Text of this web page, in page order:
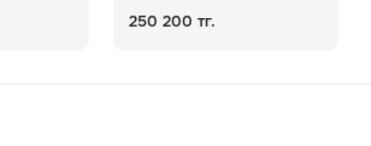
250 200 тг.